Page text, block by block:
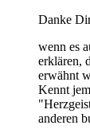
Danke
wenn es
erklären,
erwähnt
Kennt
anderen